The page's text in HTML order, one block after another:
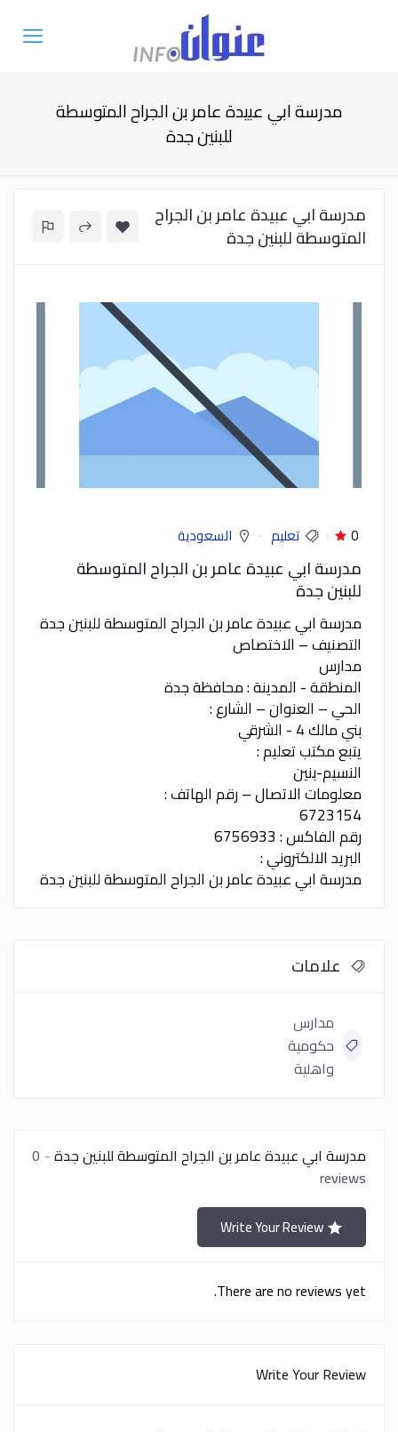
مدرسة ابي عبيدة عامر بن الجراح المتوسطة
للبنين جدة
مدرسة ابي عبيدة عامر بن الجراح
المتوسطة للبنين جدة
0 تعليم السعودية
مدرسة ابي عبيدة عامر بن الجراح المتوسطة
للبنين جدة
مدرسة ابي عبيدة عامر بن الجراح المتوسطة للبنين جدة
التصنيف – الاختصاص
مدارس
المنطقة - المدينة : محافظة جدة
الحي – العنوان – الشارع :
بني مالك 4 - الشرقي
يتبع مكتب تعليم :
النسيم-بنين
معلومات الاتصال – رقم الهاتف :
6723154
رقم الفاكس : 6756933
البريد الالكتروني :
مدرسة ابي عبيدة عامر بن الجراح المتوسطة للبنين جدة
علامات
مدارس
حكومية
واهلية
مدرسة ابي عبيدة عامر بن الجراح المتوسطة للبنين جدة 0
reviews
Write Your Review
There are no reviews yet.
Write Your Review